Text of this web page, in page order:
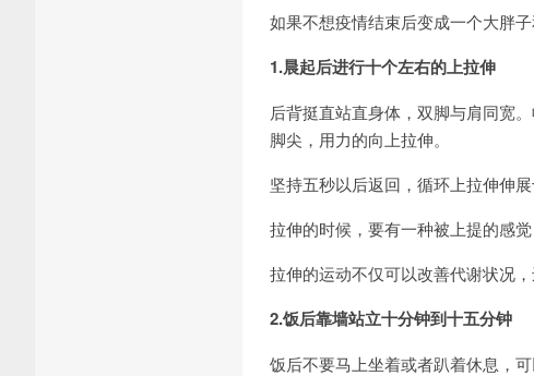
如果不想疫情结束后变成一个大胖
1.晨起后进行十个左右的上拉伸
后背挺直站直身体，双脚与肩同宽
脚尖，用力的向上拉伸。
坚持五秒以后返回，循环上拉伸伸展
拉伸的时候，要有一种被上提的感
拉伸的运动不仅可以改善代谢状况
2.饭后靠墙站立十分钟到十五分钟
饭后不要马上坐着或者趴着休息，可